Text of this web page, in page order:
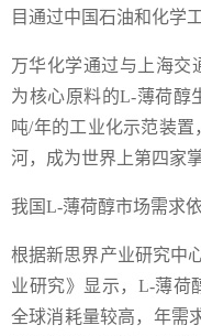
目通过中国石油和化学
万华化学通过与上海交
为核心原料的L-薄荷醇
吨/年的工业化示范装
河，成为世界上第四家
我国L-薄荷醇市场需求
根据新思界产业研究中
业研究》显示，L-薄荷
全球消耗量较高，年需